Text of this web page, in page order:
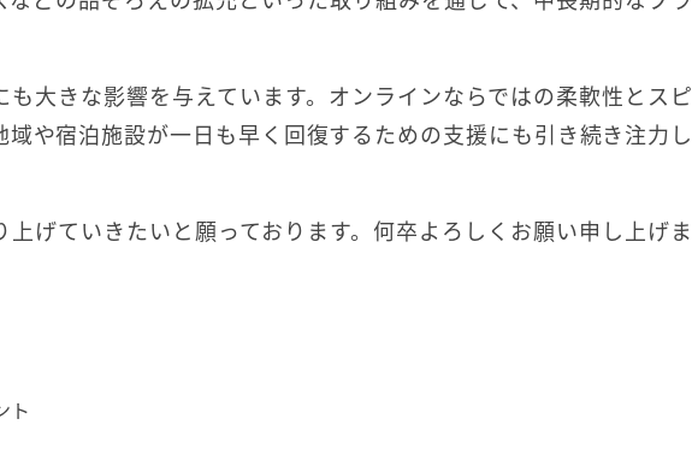
大きな影響を与えています。オンラインならではの柔軟性とスピ
や宿泊施設が一日も早く回復するための支援にも引き続き注力し
げていきたいと願っております。何卒よろしくお願い申し上げま
ト